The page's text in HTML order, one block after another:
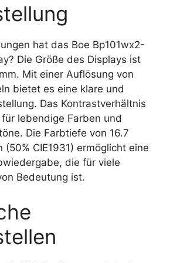
hat das Boe Bp101wx2-
Die Größe des Displays ist
Mit einer Auflösung von
bietet es eine klare und
Das Kontrastverhältnis
lebendige Farben und
Die Farbtiefe von 16.7
(50% CIE1931) ermöglicht eine
die für viele
Bedeutung ist.